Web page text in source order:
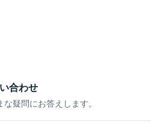
合わせ
疑問にお答えします。